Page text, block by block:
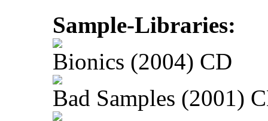
Sample-Libraries:
Bionics (2004) CD
Bad Samples (2001)